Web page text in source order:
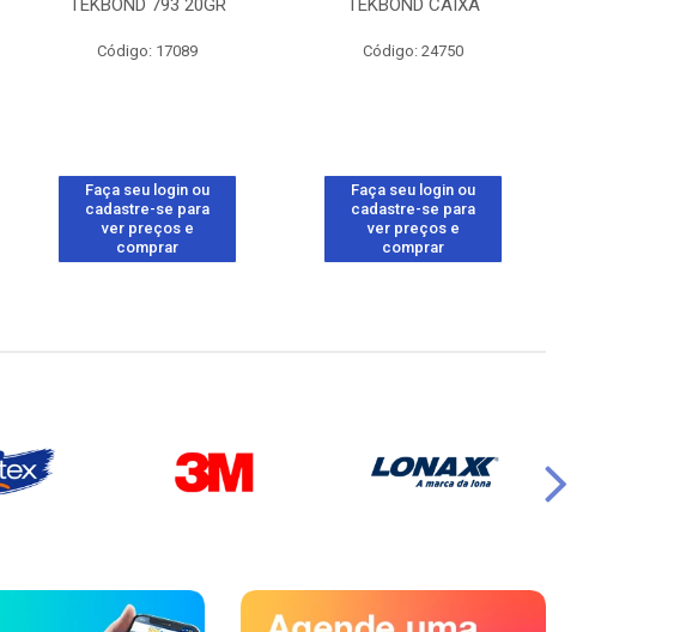
TEKBOND 793 20GR
Código: 17089
Faça seu login ou
cadastre-se para
ver preços e
comprar
TEKBOND CAIXA
Código: 24750
Faça seu login ou
cadastre-se para
ver preços e
comprar